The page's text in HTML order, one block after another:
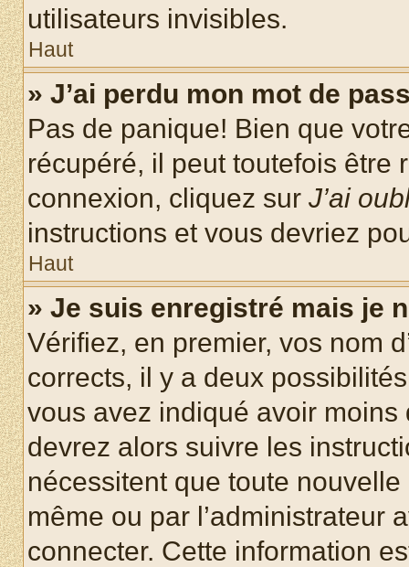
utilisateurs invisibles.
Haut
» J’ai perdu mon mot de
Pas de panique! Bien que
récupéré, il peut toutefois être
connexion, cliquez sur J’ai
instructions et vous devriez
Haut
» Je suis enregistré mais je
Vérifiez, en premier, vos nom
corrects, il y a deux
vous avez indiqué avoir moins
devrez alors suivre les
nécessitent que toute
même ou par l’administrateur
connecter. Cette information